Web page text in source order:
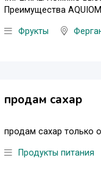
Преимущества
Фрукты
продам сахар
продам сахар только
Продукты питания